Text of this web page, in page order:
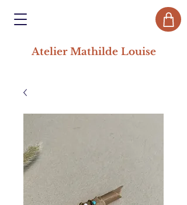
Atelier Mathilde Louise